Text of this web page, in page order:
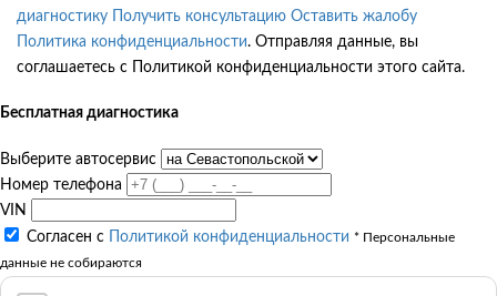
диагностику
Получить консультацию Оставить жалобу
Политика конфиденциальности. Отправляя данные, вы
соглашаетесь с Политикой конфиденциальности этого сайта.
Бесплатная диагностика
Выберите автосервис
Номер телефона
VIN
Согласен с
Политикой конфиденциальности * Персональные
данные не собираются